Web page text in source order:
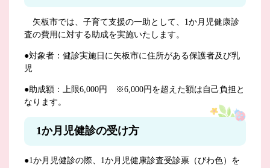
矢板市では、子育て支援の一助として、1か月児健康診
査の費用に対する助成を実施いたします。
●対象者：健診実施日に矢板市に住所がある保護者及び乳
児
●助成額：上限6,000円 ※6,000円を超えた額は自己負担と
なります。
1か月児健診の受け方
●1か月児健診の際、1か月児健康診査受診票（びわ色）を